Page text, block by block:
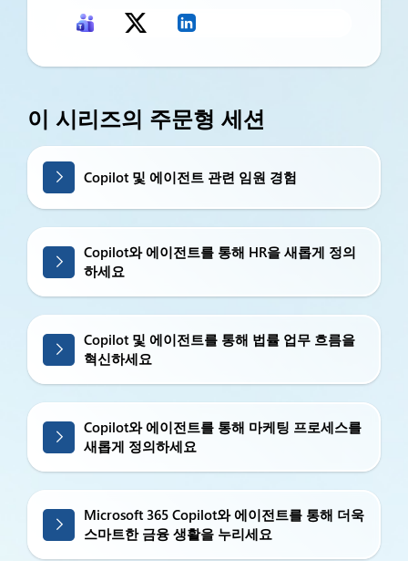
이 시리즈의 주문형 세션
Copilot 및 에이전트 관련 임원 경험
Copilot와 에이전트를 통해 HR을 새롭게 정의
하세요
Copilot 및 에이전트를 통해 법률 업무 흐름을
혁신하세요
Copilot와 에이전트를 통해 마케팅 프로세스를
새롭게 정의하세요
Microsoft 365 Copilot와 에이전트를 통해 더욱
스마트한 금융 생활을 누리세요